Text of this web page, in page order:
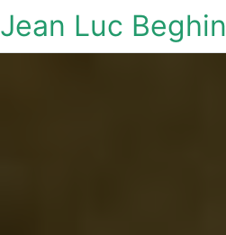
Jean Luc Beghin